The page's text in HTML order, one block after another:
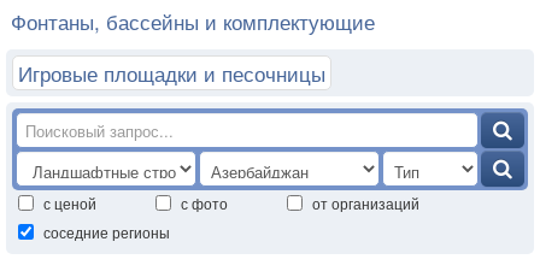
Фонтаны, бассейны и комплектующие
Игровые площадки и песочницы
с ценой с фото
от организаций
соседние регионы